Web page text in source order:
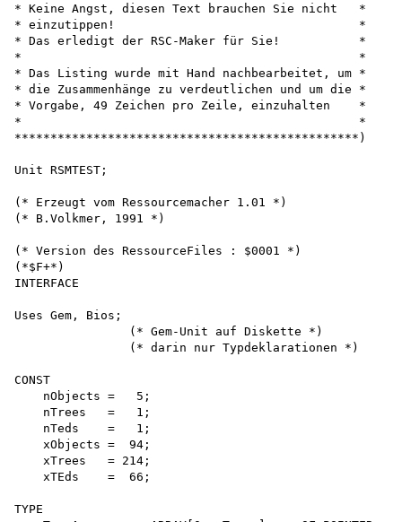
* Keine Angst, diesen Text brauchen Sie nicht   *
* einzutippen!                                  *
* Das erledigt der RSC-Maker für Sie!           *
*                                               *
* Das Listing wurde mit Hand nachbearbeitet, um *
* die Zusammenhänge zu verdeutlichen und um die *
* Vorgabe, 49 Zeichen pro Zeile, einzuhalten    *
*                                               *
************************************************)
Unit RSMTEST;
(* Erzeugt vom Ressourcemacher 1.01 *)
(* B.Volkmer, 1991 *)
(* Version des RessourceFiles : $0001 *)
(*$F+*)
INTERFACE
Uses Gem, Bios;
                (* Gem-Unit auf Diskette *)
                (* darin nur Typdeklarationen *)
CONST
    nObjects =   5;
    nTrees   =   1;
    nTeds    =   1;
    xObjects =  94;
    xTrees   = 214;
    xTEds    =  66;
TYPE